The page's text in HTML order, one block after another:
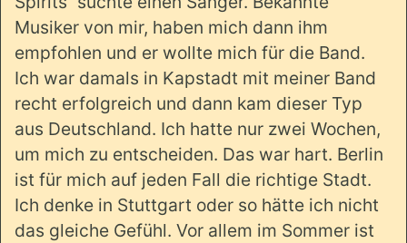
Musiker von mir, haben mich dann ihm
empfohlen und er wollte mich für die Band.
Ich war damals in Kapstadt mit meiner Band
recht erfolgreich und dann kam dieser Typ
aus Deutschland. Ich hatte nur zwei Wochen,
um mich zu entscheiden. Das war hart. Berlin
ist für mich auf jeden Fall die richtige Stadt.
Ich denke in Stuttgart oder so hätte ich nicht
das gleiche Gefühl. Vor allem im Sommer ist